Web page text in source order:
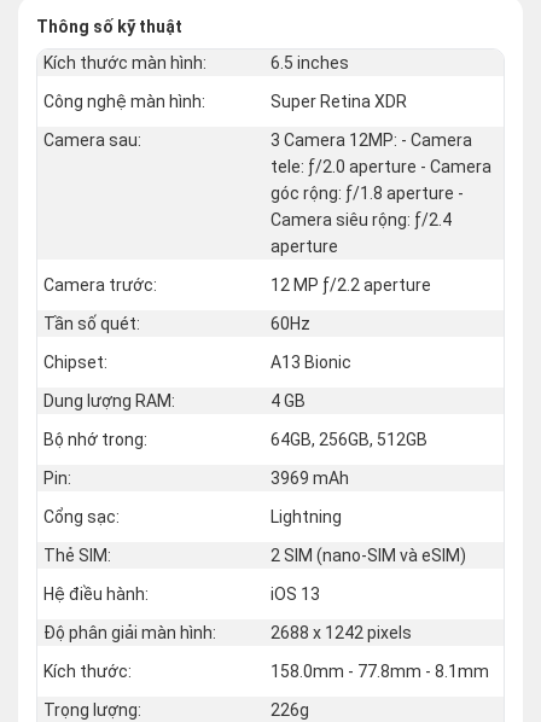
Thông số kỹ thuật
Kích thước màn hình:
6.5 inches
Công nghệ màn hình:
Super Retina XDR
Camera sau:
3 Camera 12MP: - Camera
tele: ƒ/2.0 aperture - Camera
góc rộng: ƒ/1.8 aperture -
Camera siêu rộng: ƒ/2.4
aperture
Camera trước:
12 MP ƒ/2.2 aperture
Tần số quét:
60Hz
Chipset:
A13 Bionic
Dung lượng RAM:
4 GB
Bộ nhớ trong:
64GB, 256GB, 512GB
Pin:
3969 mAh
Cổng sạc:
Lightning
Thẻ SIM:
2 SIM (nano‑SIM và eSIM)
Hệ điều hành:
iOS 13
Độ phân giải màn hình:
2688 x 1242 pixels
Kích thước:
158.0mm - 77.8mm - 8.1mm
Trọng lượng:
226g